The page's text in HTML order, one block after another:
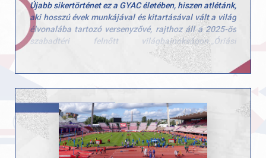
Újabb sikertörténet ez a GYAC életében, hiszen atlétánk,
aki hosszú évek munkájával és kitartásával vált a világ
élvonalába tartozó versenyzővé, rajthoz áll a 2025-ös
szabadtéri felnőtt világbajnokságon.„Óriási
megtiszteltetés, hatalmas álom vált valóra ezzel,
hiszen a vb a legnagyobb színpad az olimpián kívül” –
fogalmazott Marci a felkészülés közben.
A stabil ugrásokra és a magabiztos versenyzésre
koncentrál, minden edzésen a maximumot adva. Külön
motivációt jelent számára, hogy Tokió történelmi
helyszín: legutóbb 1991-ben rendeztek itt
világbajnokságot, és most ő is a legendák
nyomdokaiba léphet.„Győrből rengeteg támogatást